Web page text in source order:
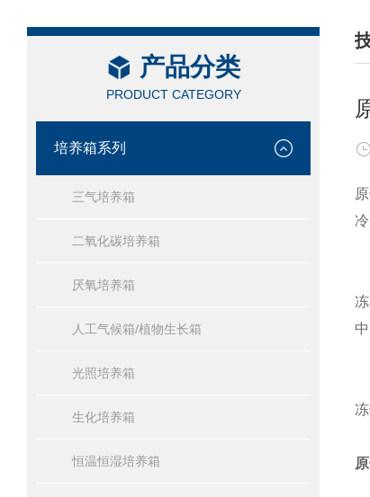
产品分类
PRODUCT CATEGORY
培养箱系列
三气培养箱
二氧化碳培养箱
厌氧培养箱
人工气候箱/植物生长箱
光照培养箱
生化培养箱
恒温恒湿培养箱
/